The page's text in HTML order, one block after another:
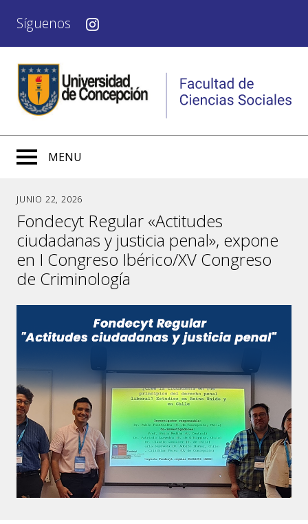
Síguenos
MENU
JUNIO 22, 2026
Fondecyt Regular «Actitudes
ciudadanas y justicia penal», expone
en I Congreso Ibérico/XV Congreso
de Criminología